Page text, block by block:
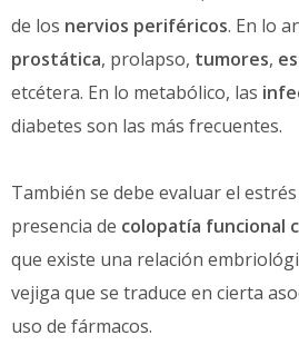
de los nervios periféricos. En lo
prostática, prolapso, tumores,
etcétera. En lo metabólico, las
diabetes son las más frecuentes.
También se debe evaluar el
presencia de colopatía funcional
que existe una relación
vejiga que se traduce en cierta
uso de fármacos.